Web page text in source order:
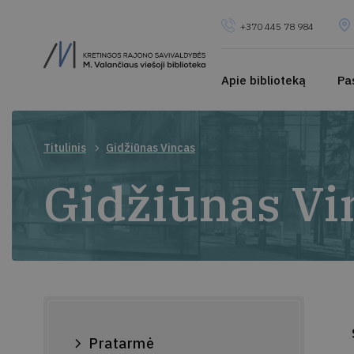
+370 445 78 984
Apie biblioteką
Titulinis Gidžiūnas Vincas
Gidžiūnas
Pratarmė